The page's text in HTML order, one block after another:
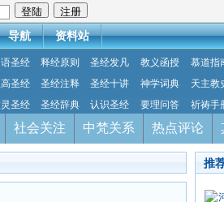
导航 资料站
圣经 释经原则 圣经发凡 教义函授 慕道指
圣经 圣经注释 圣经十讲 神学词典 天主教
圣经 圣经辞典 认识圣经 要理问答 祈祷手
社会关注 中梵关系 热点评论
推